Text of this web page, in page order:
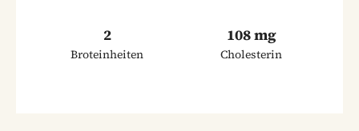
2
Broteinheiten
108 mg
Cholesterin